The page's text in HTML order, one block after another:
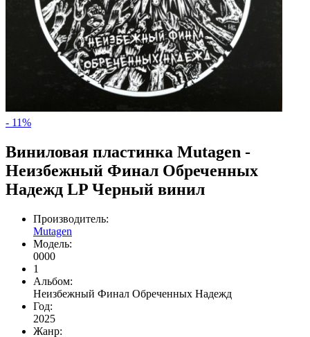
- 11%
Виниловая пластинка Mutagen -
Неизбежный Финал Обреченных
Надежд LP Черный винил
Производитель:
Mutagen
Модель:
0000
1
Альбом:
Неизбежный Финал Обреченных Надежд
Год:
2025
Жанр: